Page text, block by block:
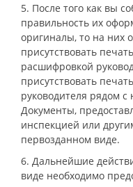
5. После того как вы
правильность их
оригиналы, то на них
присутствовать
расшифровкой
присутствовать
руководителя рядом
Документы,
инспекцией или
первозданном виде.
6. Дальнейшие
виде необходимо